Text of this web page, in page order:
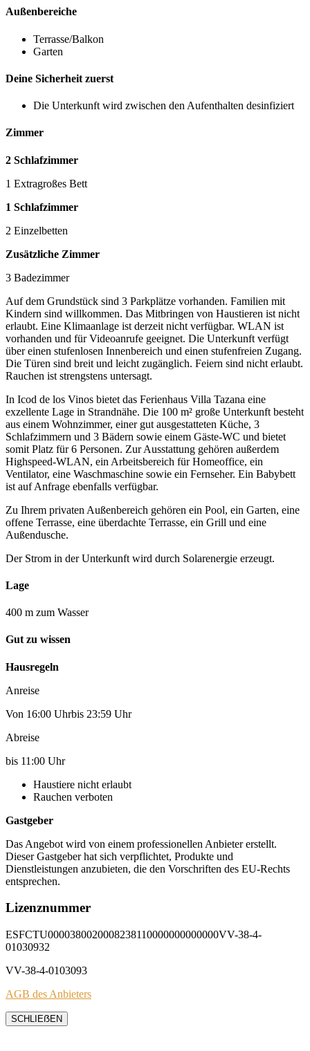
Außenbereiche
Terrasse/Balkon
Garten
Deine Sicherheit zuerst
Die Unterkunft wird zwischen den Aufenthalten desinfiziert
Zimmer
2 Schlafzimmer
1 Extragroßes Bett
1 Schlafzimmer
2 Einzelbetten
Zusätzliche Zimmer
3 Badezimmer
Auf dem Grundstück sind 3 Parkplätze vorhanden. Familien mit
Kindern sind willkommen. Das Mitbringen von Haustieren ist nicht
erlaubt. Eine Klimaanlage ist derzeit nicht verfügbar. WLAN ist
vorhanden und für Videoanrufe geeignet. Die Unterkunft verfügt
über einen stufenlosen Innenbereich und einen stufenfreien Zugang.
Die Türen sind breit und leicht zugänglich. Feiern sind nicht erlaubt.
Rauchen ist strengstens untersagt.
In Icod de los Vinos bietet das Ferienhaus Villa Tazana eine
exzellente Lage in Strandnähe. Die 100 m² große Unterkunft besteht
aus einem Wohnzimmer, einer gut ausgestatteten Küche, 3
Schlafzimmern und 3 Bädern sowie einem Gäste-WC und bietet
somit Platz für 6 Personen. Zur Ausstattung gehören außerdem
Highspeed-WLAN, ein Arbeitsbereich für Homeoffice, ein
Ventilator, eine Waschmaschine sowie ein Fernseher. Ein Babybett
ist auf Anfrage ebenfalls verfügbar.
Zu Ihrem privaten Außenbereich gehören ein Pool, ein Garten, eine
offene Terrasse, eine überdachte Terrasse, ein Grill und eine
Außendusche.
Der Strom in der Unterkunft wird durch Solarenergie erzeugt.
Lage
400 m zum Wasser
Gut zu wissen
Hausregeln
Anreise
Von 16:00 Uhrbis 23:59 Uhr
Abreise
bis 11:00 Uhr
Haustiere nicht erlaubt
Rauchen verboten
Gastgeber
Das Angebot wird von einem professionellen Anbieter erstellt.
Dieser Gastgeber hat sich verpflichtet, Produkte und
Dienstleistungen anzubieten, die den Vorschriften des EU-Rechts
entsprechen.
Lizenznummer
ESFCTU0000380020008238110000000000000VV-38-4-
01030932
VV-38-4-0103093
AGB des Anbieters
SCHLIEẞEN